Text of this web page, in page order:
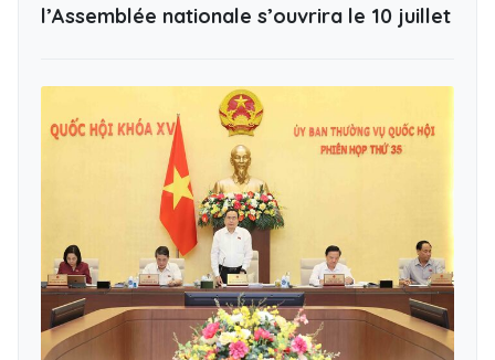
l’Assemblée nationale s’ouvrira le 10 juillet